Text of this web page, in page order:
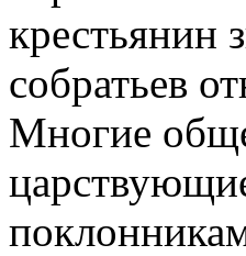
крестьянин
собратьев
Многие